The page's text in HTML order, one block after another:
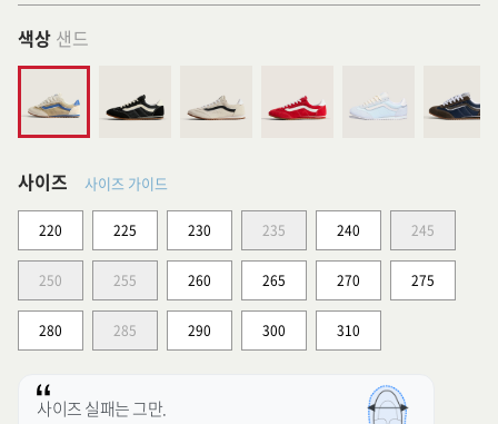
색상 샌드
사이즈 사이즈 가이드
220 225 230 235 240 245
250 255 260 265 270 275
280 285 290 300 310
사이즈 실패는 그만.